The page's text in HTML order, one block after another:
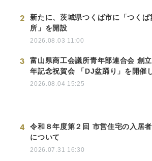
2
新たに、茨城県つくば市に「つくば
所」を開設
2026.08.03 11:00
3
富山県商工会議所青年部連合会 創
年記念祝賀会 「DJ盆踊り」を開催
2026.08.04 15:25
4
令和８年度第２回 市営住宅の入居
について
2026.07.31 16:30